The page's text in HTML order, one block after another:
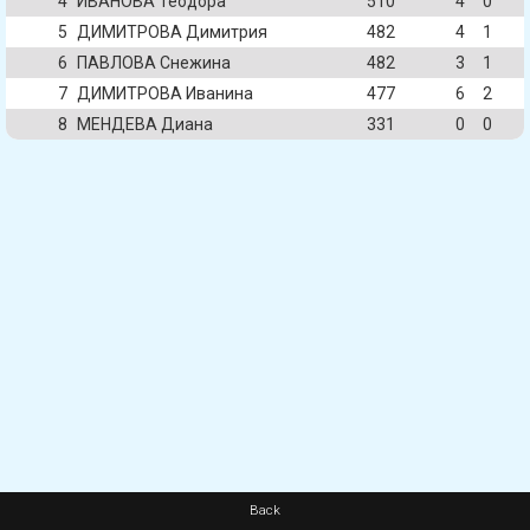
5
ДИМИТРОВА Димитрия 482 4
1
6
ПАВЛОВА Снежина 482 3
1
7 ДИМИТРОВА Иванина 477 6
2
8
МЕНДЕВА Диана 331 0 0
Back